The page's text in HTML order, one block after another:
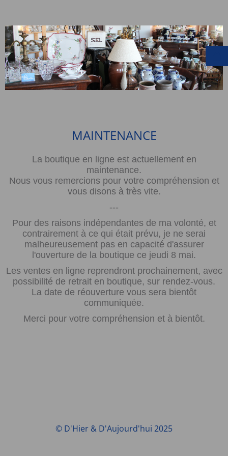
MAINTENANCE
La boutique en ligne est actuellement en
maintenance.
Nous vous remercions pour votre compréhension et
vous disons à très vite.
---
Pour des raisons indépendantes de ma volonté, et
contrairement à ce qui était prévu, je ne serai
malheureusement pas en capacité d'assurer
l'ouverture de la boutique ce jeudi 8 mai.
Les ventes en ligne reprendront prochainement, avec
possibilité de retrait en boutique, sur rendez-vous.
La date de réouverture vous sera bientôt
communiquée.
Merci pour votre compréhension et à bientôt.
© D'Hier & D'Aujourd'hui 2025